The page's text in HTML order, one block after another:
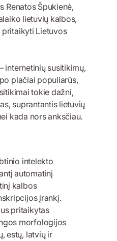
Renatos Špukienė,
lietuvių kalbos,
Lietuvos
internetinių susitikimų,
plačiai populiarūs,
tokie dažni,
suprantantis lietuvių
kada nors anksčiau.
intelekto
automatinį
kalbos
įrankį.
pritaikytas
morfologijos
estų, latvių ir